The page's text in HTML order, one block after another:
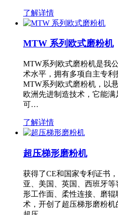
了解详情
MTW 系列欧式磨粉机
MTW系列欧式磨粉机是我
术水平，拥有多项自主专
MTW系列欧式磨粉机，以
欧洲先进制造技术，它能
可…
了解详情
超压梯形磨粉机
获得了CE和国家专利证书
亚、美国、英国、西班牙
形工作面、柔性连接、磨
术，开创了超压梯形磨粉